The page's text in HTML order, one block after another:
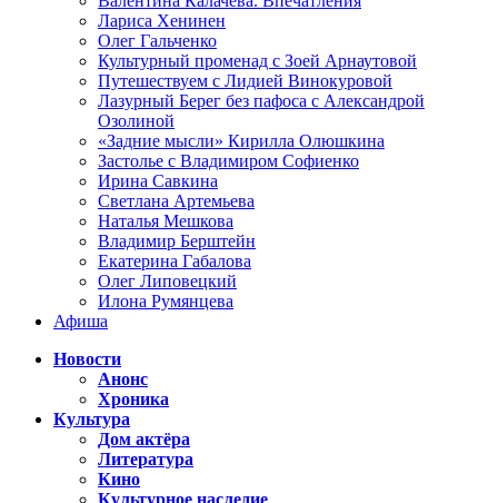
Лариса Хенинен
Олег Гальченко
Культурный променад с Зоей Арнаутовой
Путешествуем с Лидией Винокуровой
Лазурный Берег без пафоса с Александрой
Озолиной
«Задние мысли» Кирилла Олюшкина
Застолье с Владимиром Софиенко
Ирина Савкина
Светлана Артемьева
Наталья Мешкова
Владимир Берштейн
Екатерина Габалова
Олег Липовецкий
Илона Румянцева
Афиша
Новости
Анонс
Хроника
Культура
Дом актёра
Литература
Кино